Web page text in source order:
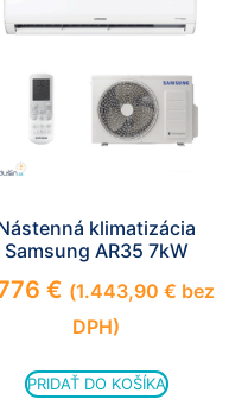
klimatizácia
Samsung AR35 7kW
€ (1.443,90 € bez
DPH)
PRIDAŤ DO KOŠÍKA